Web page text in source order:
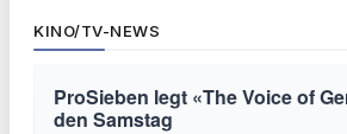
KINO/TV-NEWS
ProSieben legt «The Voice of
den Samstag